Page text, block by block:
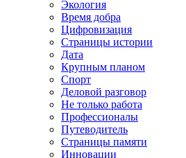
Экология
Время добра
Цифровизация
Страницы истории
Дата
Крупным планом
Спорт
Деловой разговор
Не только работа
Профессионалы
Путеводитель
Страницы памяти
Инновации